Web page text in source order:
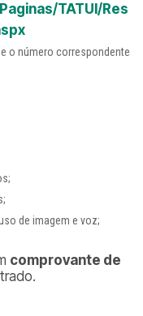
TATUI/Res
o número correspondente
de imagem e voz;
comprovante de